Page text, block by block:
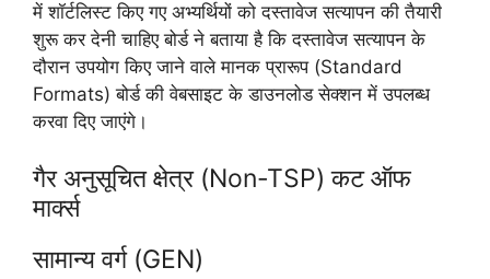
में शॉर्टलिस्ट किए गए अभ्यर्थियों को दस्तावेज सत्यापन की तैयारी
शुरू कर देनी चाहिए बोर्ड ने बताया है कि दस्तावेज सत्यापन के
दौरान उपयोग किए जाने वाले मानक प्रारूप (Standard
Formats) बोर्ड की वेबसाइट के डाउनलोड सेक्शन में उपलब्ध
करवा दिए जाएंगे।
गैर अनुसूचित क्षेत्र (Non-TSP) कट ऑफ
मार्क्स
सामान्य वर्ग (GEN)